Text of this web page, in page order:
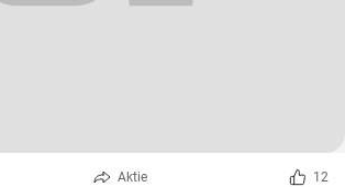
Aktie 12